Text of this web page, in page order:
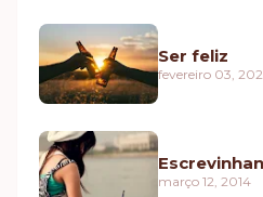
Ser feliz
fevereiro 03,
março 12, 2014